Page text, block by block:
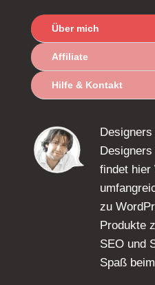
Über mich
Affiliate
Hilfe & Kontakt
findet hier
zu
Produkte
SEO und
Spaß